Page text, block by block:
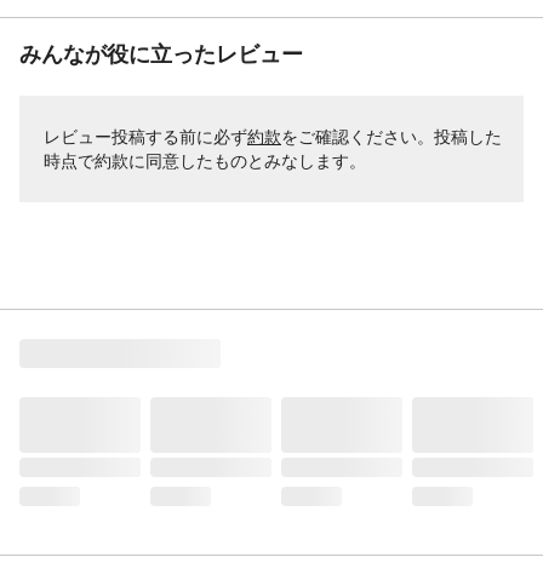
みんなが役に立ったレビュー
レビュー投稿する前に必ず約款をご確認ください。投稿した
時点で約款に同意したものとみなします。